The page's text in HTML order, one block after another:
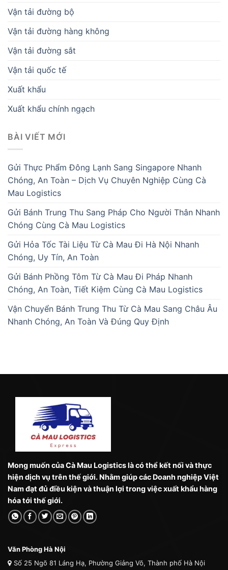
Vận tải đường bộ
Vận tải đường hàng không
Vận tải đường sắt
Vận tải quốc tế
Xuất khẩu
Xuất khẩu chính ngạch
BÀI VIẾT MỚI
Gửi Thực Phẩm Đông Lạnh Sang Singapore Nhanh
Chóng, An Toàn – Dịch Vụ Chuyên Nghiệp Cùng Cà
Mau Logistics
Gửi Bánh Trung Thu Sang Pháp Cho Người Thân Nhanh
Chóng Cùng Cà Mau Logistics
Gửi Hỏa Tốc Tài Liệu Từ Cà Mau Đi Hà Nội Nhanh
Chóng, Uy Tín, An Toàn
Gửi Bánh Phồng Tôm Từ Cà Mau Đi Pháp Nhanh
Chóng, An Toàn, Tiết Kiệm Cùng Cà Mau Logistics
Vận Chuyển Bánh Trung Thu Từ Cà Mau Sang Châu Âu
Nhanh Chóng, An Toàn Và Đúng Quy Định
Mong muốn của Cà Mau Logistics là có thể kết nối và thực
hiện dịch vụ trên thế giới. Nhằm giúp các Doanh nghiệp Việt
Nam đạt đủ điều kiện và thuận lợi trong việc xuất khẩu hàng
hóa tới thế giới.
Văn Phòng Hà Nội
Số 25 Ngõ 81 Láng Hạ, Phường Giảng Võ, Thành phố Hà Nội